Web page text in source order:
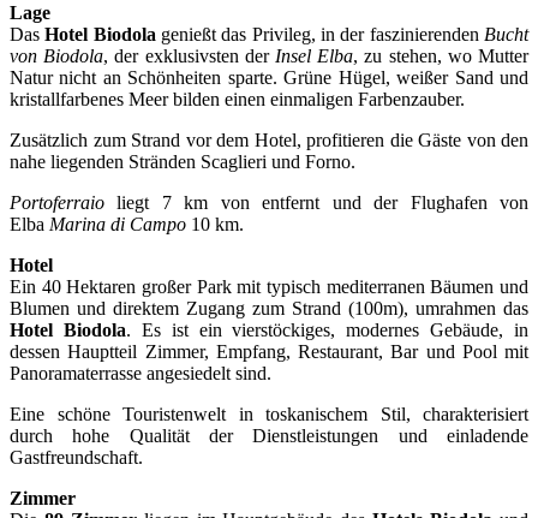
Lage
DasHotel Biodola genießt das Privileg, in der faszinierenden Bucht
von Biodola, der exklusivsten der Insel Elba, zu stehen, wo Mutter
Natur nicht an Schönheiten sparte. Grüne Hügel, weißer Sand und
kristallfarbenes Meer bilden einen einmaligen Farbenzauber.
Zusätzlich zum Strand vor dem Hotel, profitieren die Gäste von den
nahe liegenden Stränden Scaglieri und Forno.
Portoferraioliegt 7 km von entfernt und der Flughafen von
Elba Marina di Campo 10 km.
Hotel
Ein 40 Hektaren großer Park mit typisch mediterranen Bäumen und
Blumen und direktem Zugang zum Strand (100m), umrahmen das
Hotel Biodola. Es ist ein vierstöckiges, modernes Gebäude, in
dessen Hauptteil Zimmer, Empfang, Restaurant, Bar und Pool mit
Panoramaterrasse angesiedelt sind.
Eine schöne Touristenwelt in toskanischem Stil, charakterisiert
durch hohe Qualität der Dienstleistungen und einladende
Gastfreundschaft.
Zimmer